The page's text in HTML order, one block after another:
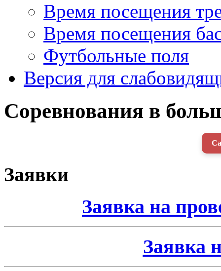
Время посещения
Время посещения
Футбольные поля
Версия для
Соревнования в
Заявки
Заявка на
Заявка